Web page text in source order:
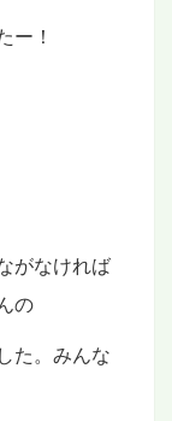
ー！
がなければ
の
た。みんな